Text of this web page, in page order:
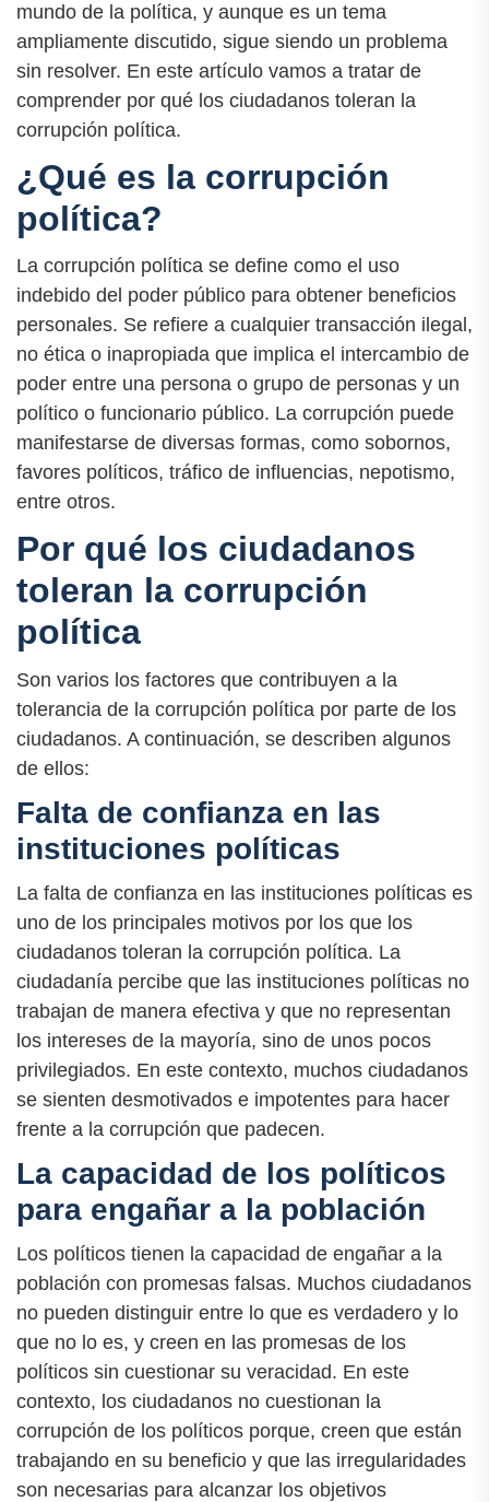
mundo de la política, y aunque es un tema
ampliamente discutido, sigue siendo un problema
sin resolver. En este artículo vamos a tratar de
comprender por qué los ciudadanos toleran la
corrupción política.
¿Qué es la corrupción
política?
La corrupción política se define como el uso
indebido del poder público para obtener beneficios
personales. Se refiere a cualquier transacción ilegal,
no ética o inapropiada que implica el intercambio de
poder entre una persona o grupo de personas y un
político o funcionario público. La corrupción puede
manifestarse de diversas formas, como sobornos,
favores políticos, tráfico de influencias, nepotismo,
entre otros.
Por qué los ciudadanos
toleran la corrupción
política
Son varios los factores que contribuyen a la
tolerancia de la corrupción política por parte de los
ciudadanos. A continuación, se describen algunos
de ellos:
Falta de confianza en las
instituciones políticas
La falta de confianza en las instituciones políticas es
uno de los principales motivos por los que los
ciudadanos toleran la corrupción política. La
ciudadanía percibe que las instituciones políticas no
trabajan de manera efectiva y que no representan
los intereses de la mayoría, sino de unos pocos
privilegiados. En este contexto, muchos ciudadanos
se sienten desmotivados e impotentes para hacer
frente a la corrupción que padecen.
La capacidad de los políticos
para engañar a la población
Los políticos tienen la capacidad de engañar a la
población con promesas falsas. Muchos ciudadanos
no pueden distinguir entre lo que es verdadero y lo
que no lo es, y creen en las promesas de los
políticos sin cuestionar su veracidad. En este
contexto, los ciudadanos no cuestionan la
corrupción de los políticos porque, creen que están
trabajando en su beneficio y que las irregularidades
son necesarias para alcanzar los objetivos